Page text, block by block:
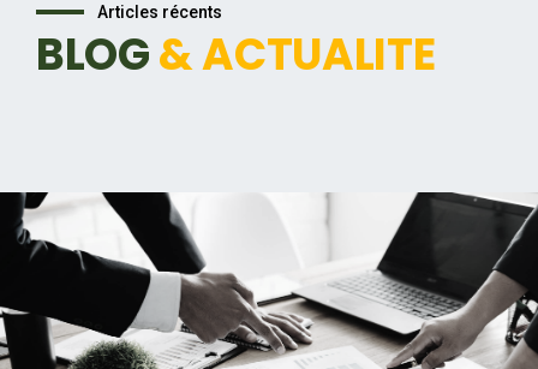
Articles récents
BLOG& ACTUALITE